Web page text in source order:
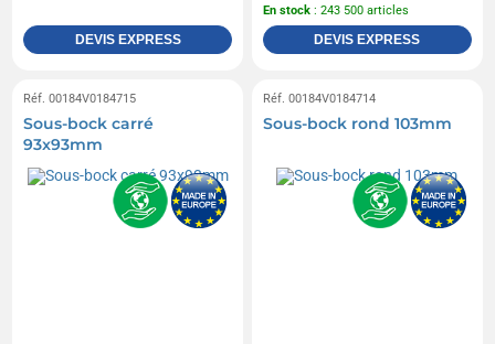
DEVIS EXPRESS
En stock : 243 500 articles
DEVIS EXPRESS
Réf. 00184V0184715
Sous-bock carré
93x93mm
Réf. 00184V0184714
Sous-bock rond 103mm